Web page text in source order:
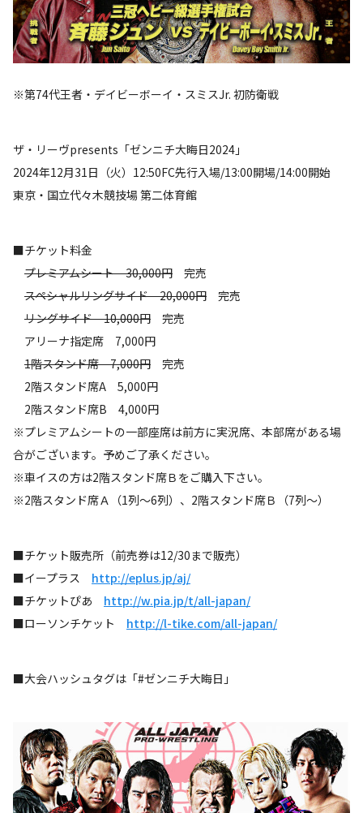
※第74代王者・デイビーボーイ・スミスJr. 初防衛戦
ザ・リーヴpresents「ゼンニチ大晦日2024」
2024年12月31日（火）12:50FC先行入場/13:00開場/14:00開始
東京・国立代々木競技場 第二体育館
■チケット料金
プレミアムシート 30,000円 完売
スペシャルリングサイド 20,000円 完売
リングサイド 10,000円 完売
アリーナ指定席 7,000円
1階スタンド席 7,000円 完売
2階スタンド席A 5,000円
2階スタンド席B 4,000円
※プレミアムシートの一部座席は前方に実況席、本部席がある場
合がございます。予めご了承ください。
※車イスの方は2階スタンド席Ｂをご購入下さい。
※2階スタンド席Ａ（1列～6列）、2階スタンド席Ｂ（7列～）
■チケット販売所（前売券は12/30まで販売）
■イープラス http://eplus.jp/aj/
■チケットぴあ http://w.pia.jp/t/all-japan/
■ローソンチケット http://l-tike.com/all-japan/
■大会ハッシュタグは「#ゼンニチ大晦日」